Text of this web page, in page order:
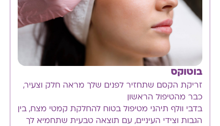
בוטוקס
זריקת הקסם שתחזיר לפנים שלך מראה חלק וצעיר,
כבר מהטיפול הראשון
בדבי וולף תיהני מטיפול בטוח להחלקת קמטי מצח, בין
הגבות וצידי העיניים, עם תוצאה טבעית שתחמיא לך